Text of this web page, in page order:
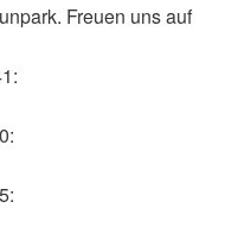
Freuen uns auf
:
:
: